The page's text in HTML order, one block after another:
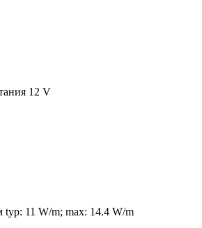
12 V
typ: 11 W/m; max: 14.4 W/m